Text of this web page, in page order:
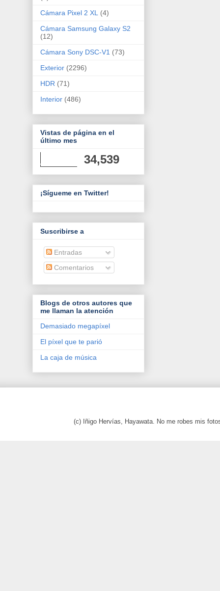
Cámara Pixel 2 XL
(4)
Cámara Samsung Galaxy S2
(12)
Cámara Sony DSC-V1 (73)
Exterior (2296)
HDR (71)
Interior (486)
Vistas de página en el
último mes
34,539
¡Sígueme en Twitter!
Suscribirse a
Entradas
Comentarios
Blogs de otros autores que
me llaman la atención
Demasiado megapíxel
El píxel que te parió
La caja de música
(c) Iñigo Hervías, Hayawata. No me robes mis